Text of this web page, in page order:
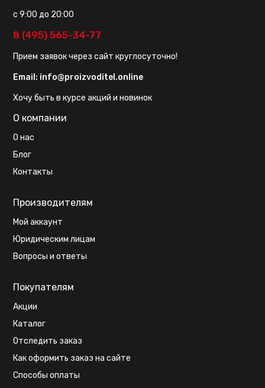
с 9:00 до 20:00
8 (495) 565-34-77
Прием заявок через сайт круглосуточно!
Email: info@proizvoditel.online
Хочу быть в курсе акций и новинок
О компании
О нас
Блог
Контакты
Производителям
Мой аккаунт
Юридическим лицам
Вопросы и ответы
Покупателям
Акции
Каталог
Отследить заказ
Как оформить заказ на сайте
Способы оплаты